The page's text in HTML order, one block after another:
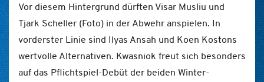
Vor diesem Hintergrund dürften Visar Musliu und
Tjark Scheller (Foto) in der Abwehr anspielen. In
vorderster Linie sind Ilyas Ansah und Koen Kostons
wertvolle Alternativen. Kwasniok freut sich besonders
auf das Pflichtspiel-Debüt der beiden Winter-